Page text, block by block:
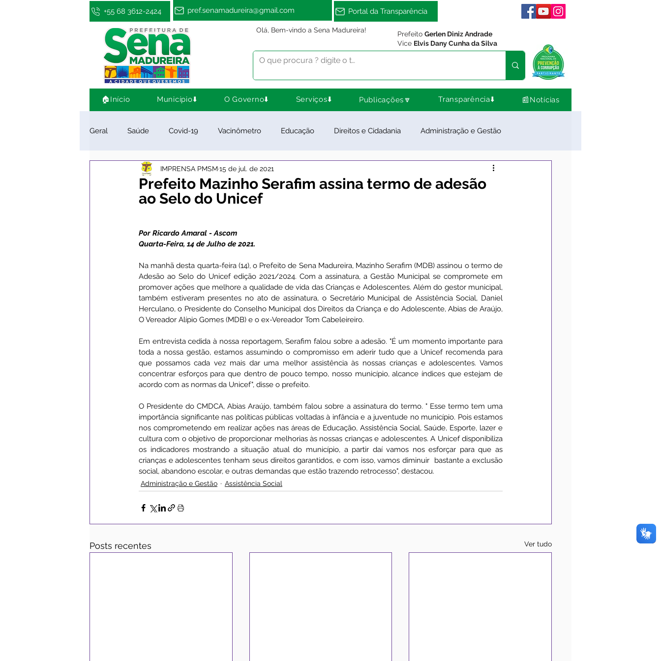
+55 68 3612-2424 pref.senamadureira@gmail.com Portal da Transparência
Olá, Bem-vindo a Sena Madureira! Prefeito Gerlen Diniz Andrade
Vice Elvis Dany Cunha da Silva
🏠Início Município⬇️ O Governo⬇️ Serviços⬇️ Publicações🔽 Transparência⬇️ 📰Notícias
Geral Saúde Covid-19 Vacinômetro Educação Direitos e Cidadania Administração e Gestão
Infraestrutura e Obras Cultura Esporte e Lazer Comunidade
Campanhas Datas Comemorativas
Institucional e Governo Assistência Social Convites e Informativos Parcerias Convênios Acessibilidade
Prefeito Mazinho Serafim assina termo de adesão
ao Selo do Unicef
IMPRENSA PMSM 15 de jul. de 2021
Por Ricardo Amaral - Ascom
Quarta-Feira, 14 de Julho de 2021.
Na manhã desta quarta-feira (14), o Prefeito de Sena Madureira, Mazinho Serafim (MDB) assinou o termo de
Adesão ao Selo do Unicef edição 2021/2024. Com a assinatura, a Gestão Municipal se compromete em
promover ações que melhore a qualidade de vida das Crianças e Adolescentes. Além do gestor municipal,
também estiveram presentes no ato de assinatura, o Secretário Municipal de Assistência Social, Daniel
Herculano, o Presidente do Conselho Municipal dos Direitos da Criança e do Adolescente, Abias de Araújo,
O Vereador Alípio Gomes (MDB) e o ex-Vereador Tom Cabeleireiro.
Em entrevista cedida à nossa reportagem, Serafim falou sobre a adesão. "É um momento importante para
toda a nossa gestão, estamos assumindo o compromisso em aderir tudo que a Unicef recomenda para
que possamos cada vez mais dar uma melhor assistência às nossas crianças e adolescentes. Vamos
concentrar esforços para que dentro de pouco tempo, nosso município, alcance índices que estejam de
acordo com as normas da Unicef", disse o prefeito.
O Presidente do CMDCA, Abias Araújo, também falou sobre a assinatura do termo. " Esse termo tem uma
importância significante nas políticas públicas voltadas à infância e a juventude no município. Pois estamos
nos comprometendo em realizar ações nas áreas de Educação, Assistência Social, Saúde, Esporte, lazer e
cultura com o objetivo de proporcionar melhorias às nossas crianças e adolescentes. A Unicef disponibiliza
os indicadores mostrando a situação atual do município, a partir daí vamos nos esforçar para que as
crianças e adolescentes tenham seus direitos garantidos, e com isso, vamos diminuir  bastante a exclusão
social, abandono escolar, e outras demandas que estão trazendo retrocesso", destacou.
Administração e Gestão Assistência Social
Posts recentes Ver tudo